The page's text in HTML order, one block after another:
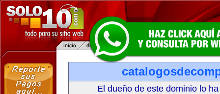
El dueño de este dominio lo